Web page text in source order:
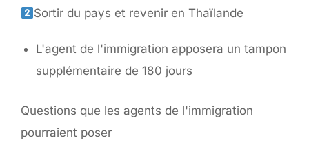
Sortir du pays et revenir en Thaïlande
L'agent de l'immigration apposera un tampon
supplémentaire de 180 jours
Questions que les agents de l'immigration
pourraient poser